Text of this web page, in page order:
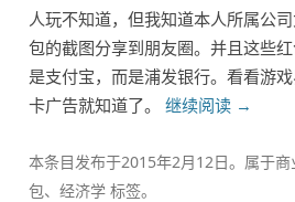
人玩不知道，但我知道本人所属公
包的截图分享到朋友圈。并且这些
是支付宝，而是浦发银行。看看游
卡广告就知道了。继续阅读 →
本条目发布于2015年2月12日。属于商
包、经济学 标签。